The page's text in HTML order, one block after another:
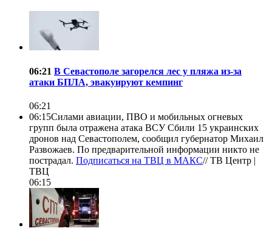
06:21 В Севастополе загорелся лес у пляжа из-за
атаки БПЛА, эвакуируют кемпинг
06:21
06:15Силами авиации, ПВО и мобильных огневых
групп была отражена атака ВСУ Сбили 15 украинских
дронов над Севастополем, сообщил губернатор Михаил
Развожаев. По предварительной информации никто не
пострадал. Подписаться на ТВЦ в МАКС//ТВ Центр |
ТВЦ
06:15